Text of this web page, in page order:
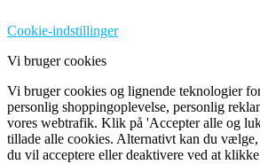
Cookie-indstillinger
Vi bruger cookies
Vi bruger cookies og lignende teknologier
personlig shoppingoplevelse, personlig
vores webtrafik. Klik på 'Accepter alle og
tillade alle cookies. Alternativt kan du
du vil acceptere eller deaktivere ved at